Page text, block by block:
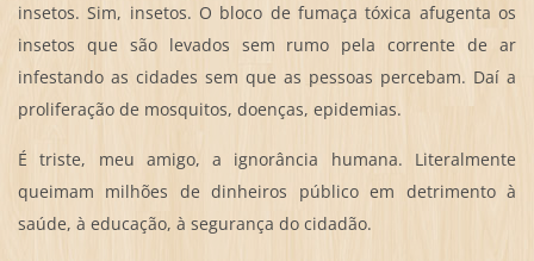
insetos. Sim, insetos. O bloco de fumaça tóxica afugenta os
insetos que são levados sem rumo pela corrente de ar
infestando as cidades sem que as pessoas percebam. Daí a
proliferação de mosquitos, doenças, epidemias.
É triste, meu amigo, a ignorância humana. Literalmente
queimam milhões de dinheiros público em detrimento à
saúde, à educação, à segurança do cidadão.